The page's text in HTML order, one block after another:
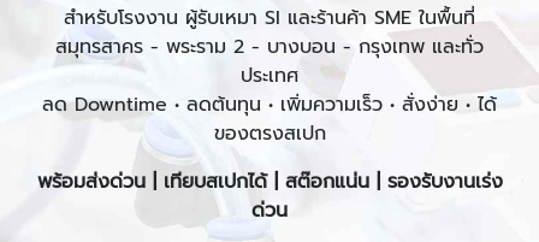
สำหรับโรงงาน ผู้รับเหมา SI และร้านค้า SME ในพื้นที่
สมุทรสาคร - พระราม 2 - บางบอน - กรุงเทพ และทั่ว
ประเทศ
ลด Downtime • ลดต้นทุน • เพิ่มความเร็ว • สั่งง่าย • ได้
ของตรงสเปก
พร้อมส่งด่วน | เทียบสเปกได้ | สต๊อกแน่น | รองรับงานเร่ง
ด่วน